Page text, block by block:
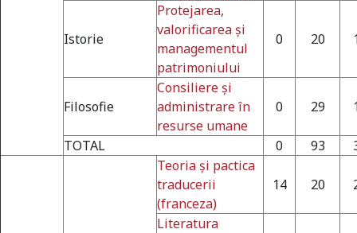
Istorie
Protejarea,
valorificarea şi
managementul
patrimoniului
0 20
Filosofie
Consiliere şi
administrare în
resurse umane
0 29
TOTAL 0 93
Teoria şi pactica
traducerii
(franceza)
14 20
Literatura